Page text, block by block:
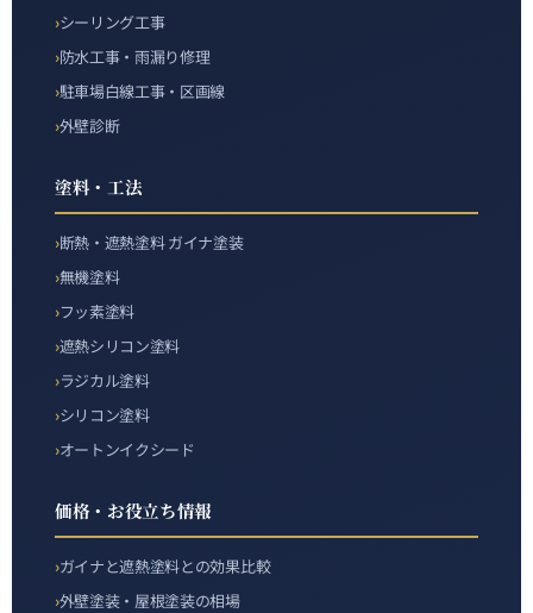
シーリング工事
防水工事・雨漏り修理
駐車場白線工事・区画線
外壁診断
塗料・工法
断熱・遮熱塗料 ガイナ塗装
無機塗料
フッ素塗料
遮熱シリコン塗料
ラジカル塗料
シリコン塗料
オートンイクシード
価格・お役立ち情報
ガイナと遮熱塗料との効果比較
外壁塗装・屋根塗装の相場